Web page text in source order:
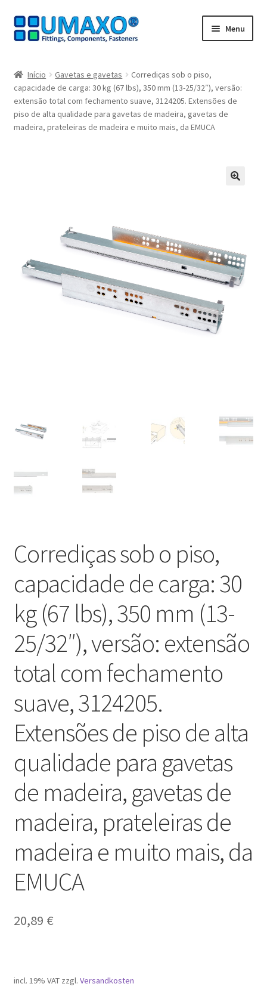
Ir
para
Saltar
para
Menu
A minha conta
Caixa registadora
Nossos parceiros
Política de cancelamento
Início Gavetas e gavetas
Corrediças sob o piso,
capacidade de carga: 30 kg (67 lbs), 350 mm (13-25/32″), versão:
extensão total com fechamento suave, 3124205. Extensões de
piso de alta qualidade para gavetas de madeira, gavetas de
madeira, prateleiras de madeira e muito mais, da EMUCA
Corrediças sob o piso,
capacidade de carga: 30
kg (67 lbs), 350 mm (13-
25/32″), versão: extensão
total com fechamento
suave, 3124205.
Extensões de piso de alta
qualidade para gavetas
de madeira, gavetas de
madeira, prateleiras de
madeira e muito mais, da
EMUCA
20,89 €
incl. 19% VAT zzgl. Versandkosten